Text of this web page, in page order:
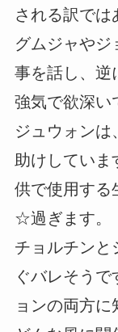
される訳では
グムジャやジ
事を話し、逆
強気で欲深い
ジュウォンは
助けしていま
供で使用する
☆過ぎます。
チョルチンと
ぐバレそう
ョンの両方